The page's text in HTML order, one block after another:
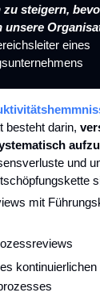
zu steigern,
unsere
eines
besteht darin,
und
mit
kontinuierlichen